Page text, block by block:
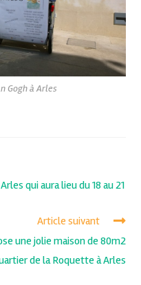
Gogh à Arles
qui aura lieu du 18 au 21
Article suivant
une jolie maison de 80m2
de la Roquette à Arles